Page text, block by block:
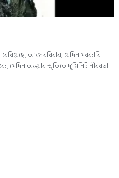
বেরিয়েছে, আজ রবিবার, যেদিন সরকারি
সেদিন অভয়ার স্মৃতিতে দু’মিনিট নীরবতা